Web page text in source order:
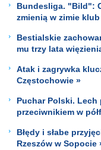
Bundesliga. "Bild":
zmienią w zimie klub
Bestialskie
mu trzy lata
Atak i zagrywka
Częstochowie »
Puchar Polski. Lech
przeciwnikiem w
Błędy i słabe
Rzeszów w Sopocie